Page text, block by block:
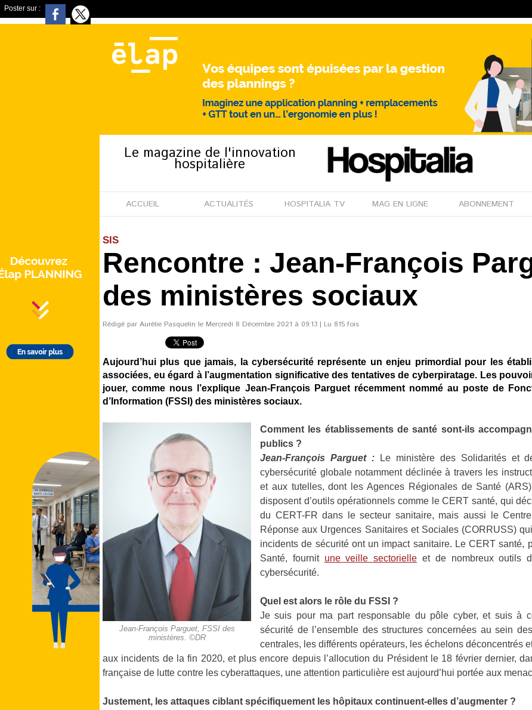
Poster sur :
Le magazine de l'innovation
hospitalière
ACCUEIL ACTUALITÉS HOSPITALIA TV MAG EN LIGNE ABONNEMENT
SIS
Rencontre : Jean-François
des ministères sociaux
Rédigé par Aurélie Pasquelin le Mercredi 8 Décembre 2021 à 09:13 | Lu 815 fois
Aujourd’hui plus que jamais, la cybersécurité représente un enjeu primordial pour les
associées, eu égard à l’augmentation significative des tentatives de cyberpiratage. Les
jouer, comme nous l’explique Jean-François Parguet récemment nommé au poste de
d’Information (FSSI) des ministères sociaux.
Jean-François Parguet, FSSI des
ministères. ©DR
Comment les établissements de santé sont-ils
publics ?
Jean-François Parguet :Le ministère des Solidarités et
cybersécurité globale notamment déclinée à travers les
et aux tutelles, dont les Agences Régionales de Santé
disposent d’outils opérationnels comme le CERT santé, qui
du CERT-FR dans le secteur sanitaire, mais aussi le
Réponse aux Urgences Sanitaires et Sociales (CORRUSS)
incidents de sécurité ont un impact sanitaire. Le CERT santé,
Santé, fournit une veille sectorielle et de nombreux outils
cybersécurité.
Quel est alors le rôle du FSSI ?
Je suis pour ma part responsable du pôle cyber, et suis à
sécurité de l’ensemble des structures concernées au sein
centrales, les différents opérateurs, les échelons déconcentrés
aux incidents de la fin 2020, et plus encore depuis l’allocution du Président le 18 février dernier,
française de lutte contre les cyberattaques, une attention particulière est aujourd’hui portée aux
Justement, les attaques ciblant spécifiquement les hôpitaux continuent-elles d’augmenter ?